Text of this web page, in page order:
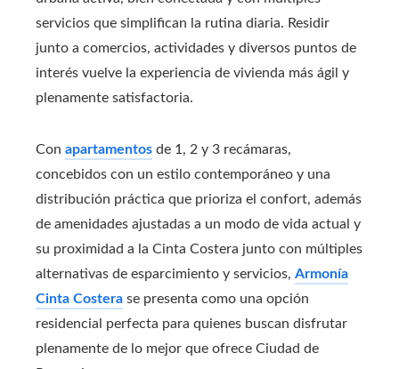
servicios que simplifican la rutina diaria. Residir
junto a comercios, actividades y diversos puntos de
interés vuelve la experiencia de vivienda más ágil y
plenamente satisfactoria.
Con apartamentos de 1, 2 y 3 recámaras,
concebidos con un estilo contemporáneo y una
distribución práctica que prioriza el confort, además
de amenidades ajustadas a un modo de vida actual y
su proximidad a la Cinta Costera junto con múltiples
alternativas de esparcimiento y servicios, Armonía
Cinta Costera se presenta como una opción
residencial perfecta para quienes buscan disfrutar
plenamente de lo mejor que ofrece Ciudad de